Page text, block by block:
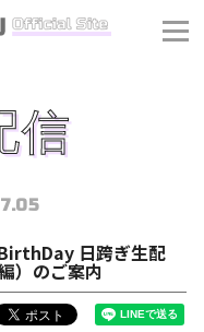
信
日跨ぎ生配
）のご案内